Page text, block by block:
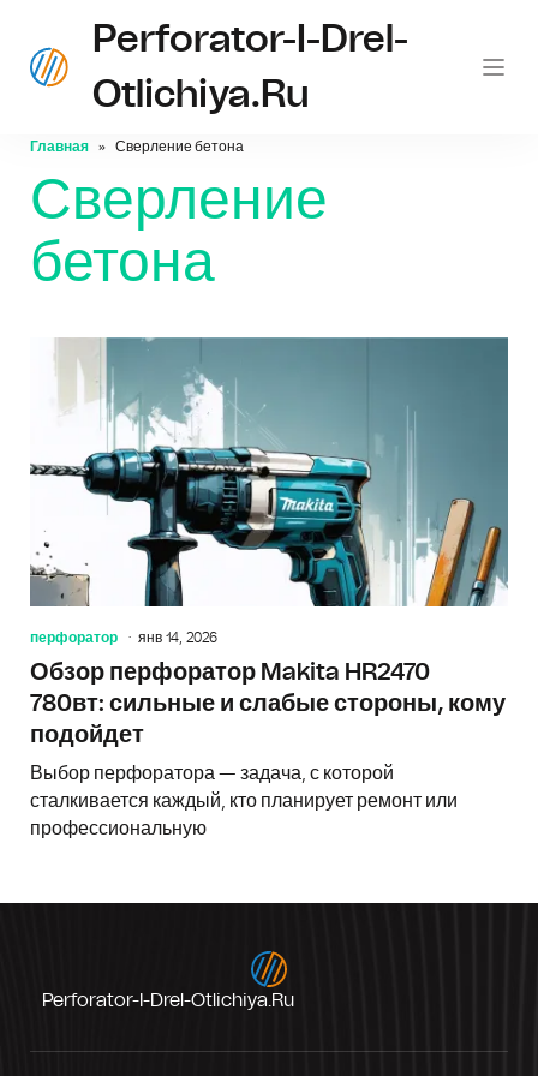
Perforator-I-Drel-
Otlichiya.ru
Главная Сверление бетона
Сверление
бетона
перфоратор янв 14, 2026
Обзор перфоратор Makita HR2470
780вт: сильные и слабые стороны, кому
подойдет
Выбор перфоратора — задача, с которой
сталкивается каждый, кто планирует ремонт или
профессиональную
Perforator-I-Drel-Otlichiya.ru